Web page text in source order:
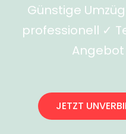
Günstige
professionell ✓
Angebot
JETZT